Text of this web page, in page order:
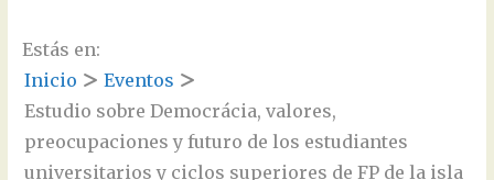
Estás en:
Inicio
Eventos
Estudio sobre Democrácia, valores,
preocupaciones y futuro de los estudiantes
universitarios y ciclos superiores de FP de la isla